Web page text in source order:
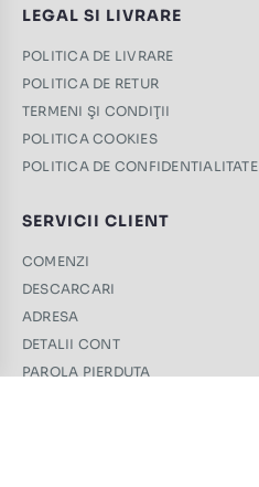
LEGAL SI LIVRARE
POLITICA DE LIVRARE
POLITICA DE RETUR
TERMENI ŞI CONDIŢII
POLITICA COOKIES
POLITICA DE CONFIDENTIALITATE
SERVICII CLIENT
COMENZI
DESCARCARI
ADRESA
DETALII CONT
PAROLA PIERDUTA